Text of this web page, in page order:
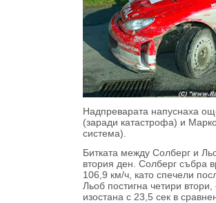
Надпреварата напуснаха
(заради катастрофа) и
система).
Битката между Солберг и
втория ден. Солберг събра
106,9 км/ч, като спечели
Льоб постигна четири
изостана с 23,5 сек в